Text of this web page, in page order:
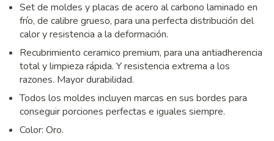
Set de moldes y placas de acero al carbono laminado en
frío, de calibre grueso, para una perfecta distribución del
calor y resistencia a la deformación.
Recubrimiento ceramico premium, para una antiadherencia
total y limpieza rápida. Y resistencia extrema a los
razones. Mayor durabilidad.
Todos los moldes incluyen marcas en sus bordes para
conseguir porciones perfectas e iguales siempre.
Color: Oro.